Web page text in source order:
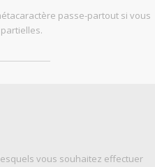
passe-partout si vous
vous souhaitez effectuer